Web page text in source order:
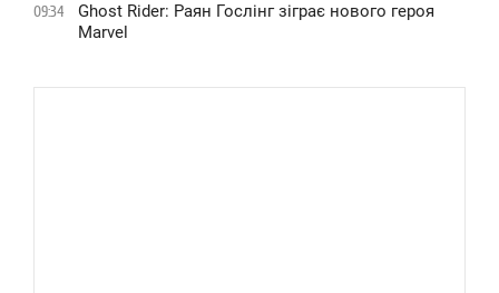
09:34
Ghost Rider: Раян Гослінг зіграє нового героя
Marvel